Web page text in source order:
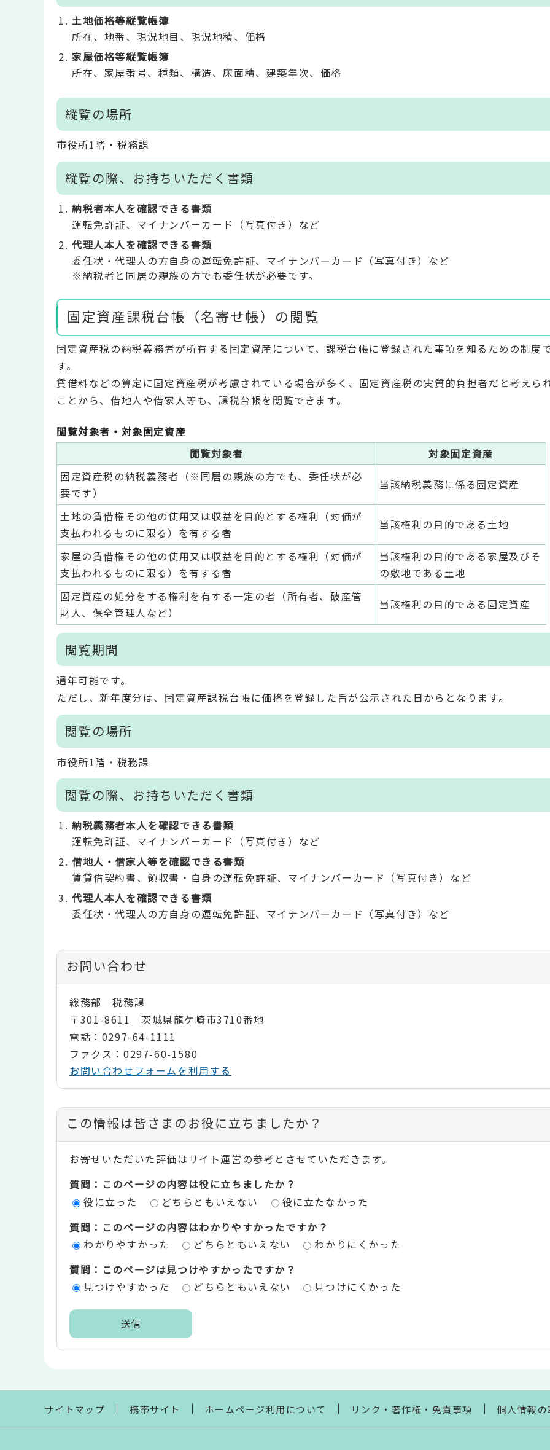
土地価格等縦覧帳簿
所在、地番、現況地目、現況地積、価格
家屋価格等縦覧帳簿
所在、家屋番号、種類、構造、床面積、建築年次、価格
縦覧の場所
市役所1階・税務課
縦覧の際、お持ちいただく書類
納税者本人を確認できる書類
運転免許証、マイナンバーカード（写真付き）など
代理人本人を確認できる書類
委任状・代理人の方自身の運転免許証、マイナンバーカード（写真付き）など
※納税者と同居の親族の方でも委任状が必要です。
固定資産課税台帳（名寄せ帳）の閲覧
固定資産税の納税義務者が所有する固定資産について、課税台帳に登録された事項を知るための制度
す。
賃借料などの算定に固定資産税が考慮されている場合が多く、固定資産税の実質的負担者だと考えら
ことから、借地人や借家人等も、課税台帳を閲覧できます。
閲覧対象者 対象固定資産
閲覧対象者・対象固定資産
固定資産税の納税義務者（※同居の親族の方でも、委任状が必
要です）
当該納税義務に係る固定資産
土地の賃借権その他の使用又は収益を目的とする権利（対価が
支払われるものに限る）を有する者
当該権利の目的である土地
家屋の賃借権その他の使用又は収益を目的とする権利（対価が
支払われるものに限る）を有する者
当該権利の目的である家屋及びそ
の敷地である土地
固定資産の処分をする権利を有する一定の者（所有者、破産管
財人、保全管理人など）
当該権利の目的である固定資産
閲覧期間
通年可能です。
ただし、新年度分は、固定資産課税台帳に価格を登録した旨が公示された日からとなります。
閲覧の場所
市役所1階・税務課
閲覧の際、お持ちいただく書類
納税義務者本人を確認できる書類
運転免許証、マイナンバーカード（写真付き）など
借地人・借家人等を確認できる書類
賃貸借契約書、領収書・自身の運転免許証、マイナンバーカード（写真付き）など
代理人本人を確認できる書類
委任状・代理人の方自身の運転免許証、マイナンバーカード（写真付き）など
お問い合わせ
総務部 税務課
〒301-8611 茨城県龍ケ崎市3710番地
電話：0297-64-1111
ファクス：0297-60-1580
お問い合わせフォームを利用する
コ
ン
テ
ン
評
エ
この情報は皆さまのお役に立ちましたか？
お寄せいただいた評価はサイト運営の参考とさせていただきます。
質問：このページの内容は役に立ちましたか？
役に立った
どちらともいえない
役に立たなかった
質問：このページの内容はわかりやすかったですか？
わかりやすかった
どちらともいえない
わかりにくかった
質問：このページは見つけやすかったですか？
見つけやすかった
どちらともいえない 見つけにくかった
ま
サイトマップ 携帯サイト ホームページ利用について リンク・著作権・免責事項 個人情報